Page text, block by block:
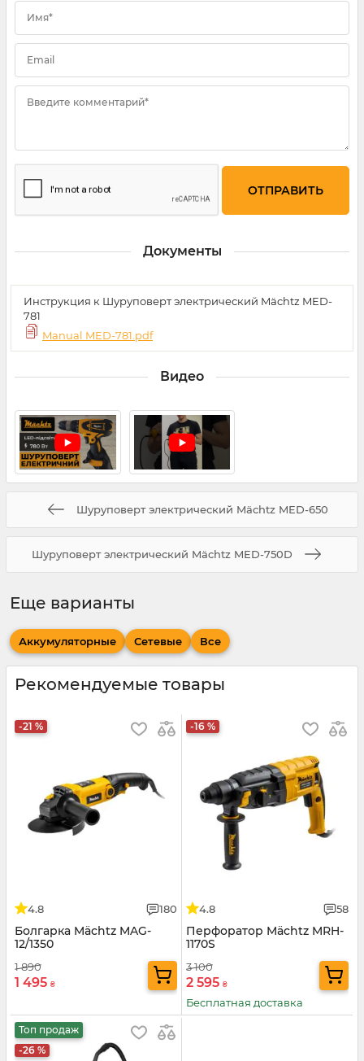
Имя*
Email
Введите комментарий*
Документы
Инструкция к Шуруповерт электрический Mächtz MED-
781
Manual MED-781.pdf
Видео
Шуруповерт электрический Mächtz MED-650
Шуруповерт электрический Mächtz MED-750D
Еще варианты
Аккумуляторные Сетевые Все
Рекомендуемые товары
-21 %
4.8 180
Болгарка Mächtz MAG-
12/1350
1 890
1 495 ₴
-16 %
4.8 58
Перфоратор Mächtz MRH-
1170S
3 100
2 595 ₴
Бесплатная доставка
Топ продаж
-26 %